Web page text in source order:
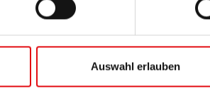
Auswahl erlauben